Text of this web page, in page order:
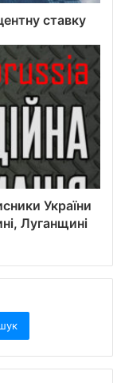
ставку
України
Луганщині